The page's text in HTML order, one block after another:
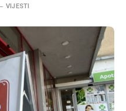
VIJESTI